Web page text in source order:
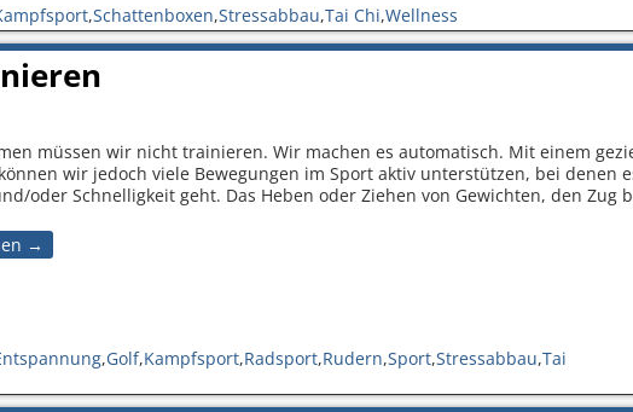
,Schattenboxen,Stressabbau,Tai Chi,Wellness
müssen wir nicht trainieren. Wir machen es automatisch. Mit einem
wir jedoch viele Bewegungen im Sport aktiv unterstützen, bei denen
oder Schnelligkeit geht. Das Heben oder Ziehen von Gewichten, den Zug
→
,Golf,Kampfsport,Radsport,Rudern,Sport,Stressabbau,Tai